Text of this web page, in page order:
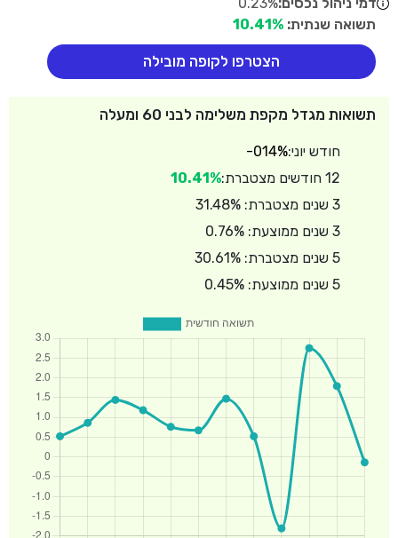
תשואה שנתית: 10.41%
הצטרפו לקופה מובילה
תשואות מגדל מקפת משלימה לבני 60 ומעלה
חודש יוני:-014%
12 חודשים מצטברת:
10.41%
3 שנים מצטברת: 31.48%
3 שנים ממוצעת: 0.76%
5 שנים מצטברת: 30.61%
5 שנים ממוצעת: 0.45%